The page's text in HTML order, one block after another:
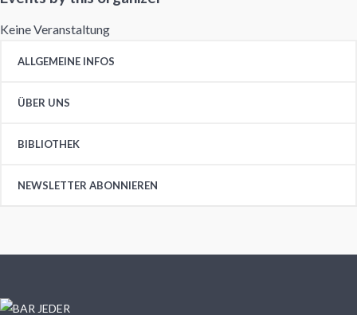
Keine Veranstaltung
ALLGEMEINE INFOS
ÜBER UNS
BIBLIOTHEK
NEWSLETTER ABONNIEREN